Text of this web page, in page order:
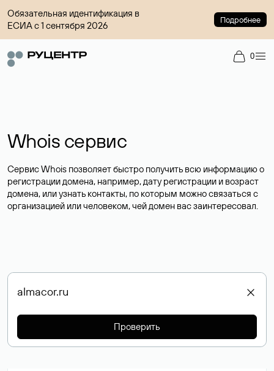
Обязательная идентификация в
ЕСИА с 1 сентября 2026
Подробнее
0
Whois сервис
Сервис Whois позволяет быстро получить всю информацию о
регистрации домена, например, дату регистрации и возраст
домена, или узнать контакты, по которым можно связаться с
организацией или человеком, чей домен вас заинтересовал.
Проверить